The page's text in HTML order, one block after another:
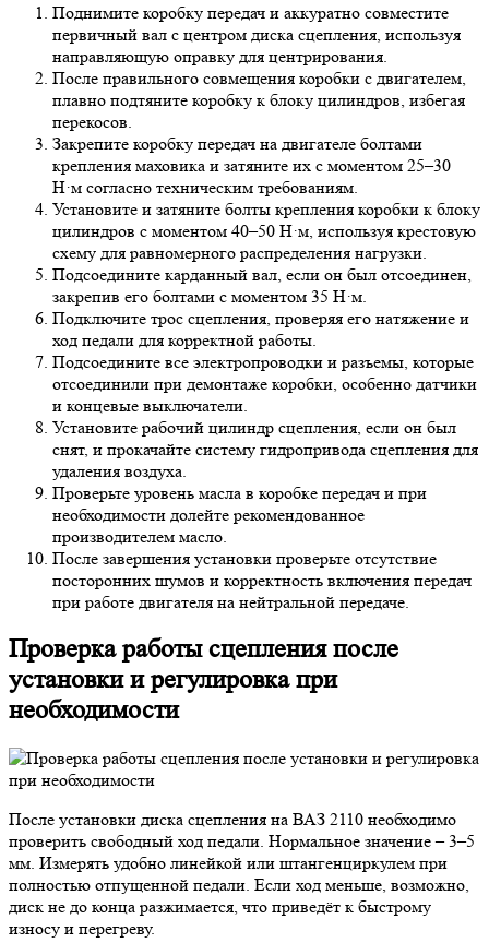
Поднимите коробку передач и аккуратно совместите
первичный вал с центром диска сцепления, используя
направляющую оправку для центрирования.
После правильного совмещения коробки с двигателем,
плавно подтяните коробку к блоку цилиндров, избегая
перекосов.
Закрепите коробку передач на двигателе болтами
крепления маховика и затяните их с моментом 25–30
Н·м согласно техническим требованиям.
Установите и затяните болты крепления коробки к блоку
цилиндров с моментом 40–50 Н·м, используя крестовую
схему для равномерного распределения нагрузки.
Подсоедините карданный вал, если он был отсоединен,
закрепив его болтами с моментом 35 Н·м.
Подключите трос сцепления, проверяя его натяжение и
ход педали для корректной работы.
Подсоедините все электропроводки и разъемы, которые
отсоединили при демонтаже коробки, особенно датчики
и концевые выключатели.
Установите рабочий цилиндр сцепления, если он был
снят, и прокачайте систему гидропривода сцепления для
удаления воздуха.
Проверьте уровень масла в коробке передач и при
необходимости долейте рекомендованное
производителем масло.
После завершения установки проверьте отсутствие
посторонних шумов и корректность включения передач
при работе двигателя на нейтральной передаче.
Проверка работы сцепления после
установки и регулировка при
необходимости
После установки диска сцепления на ВАЗ 2110 необходимо
проверить свободный ход педали. Нормальное значение – 3–5
мм. Измерять удобно линейкой или штангенциркулем при
полностью отпущенной педали. Если ход меньше, возможно,
диск не до конца разжимается, что приведёт к быстрому
износу и перегреву.